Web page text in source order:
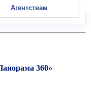
Агентствам
360»